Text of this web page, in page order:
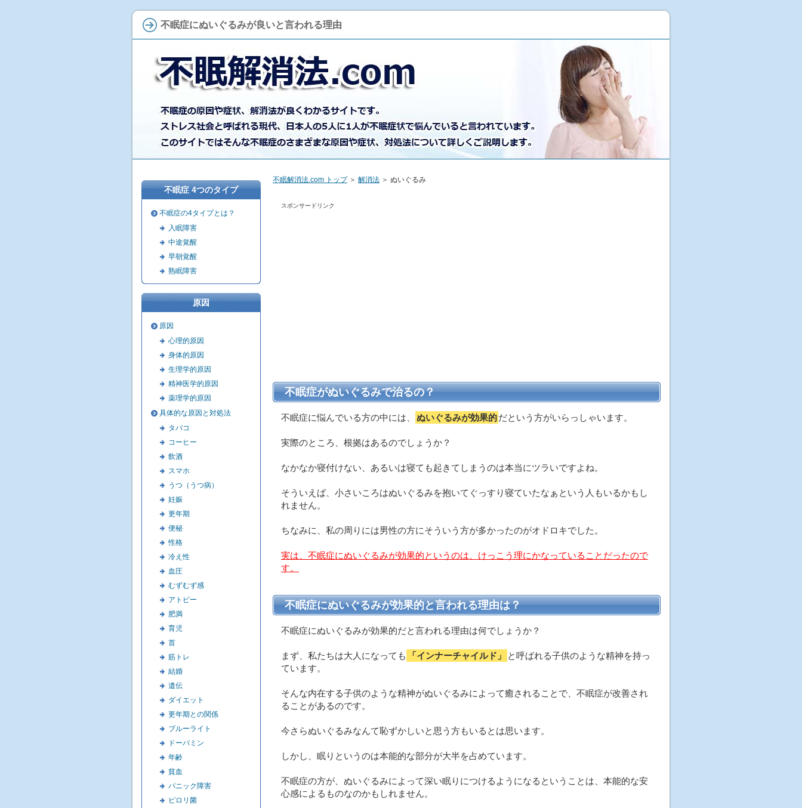
不眠症にぬいぐるみが良いと言われる理由
不眠解消法.com トップ＞ 解消法 ＞ ぬいぐるみ
スポンサードリンク
不眠症がぬいぐるみで治るの？
不眠症に悩んでいる方の中には、 ぬいぐるみが効果的だという方がいらっしゃいます。
実際のところ、根拠はあるのでしょうか？
なかなか寝付けない、あるいは寝ても起きてしまうのは本当にツラいですよね。
そういえば、小さいころはぬいぐるみを抱いてぐっすり寝ていたなぁという人もいるかもし
れません。
ちなみに、私の周りには男性の方にそういう方が多かったのがオドロキでした。
実は、不眠症にぬいぐるみが効果的というのは、けっこう理にかなっていることだったので
す。
不眠症にぬいぐるみが効果的と言われる理由は？
不眠症にぬいぐるみが効果的だと言われる理由は何でしょうか？
まず、私たちは大人になっても 「インナーチャイルド」
と呼ばれる子供のような精神を持っ
ています。
そんな内在する子供のような精神がぬいぐるみによって癒されることで、不眠症が改善され
ることがあるのです。
今さらぬいぐるみなんて恥ずかしいと思う方もいるとは思います。
しかし、眠りというのは本能的な部分が大半を占めています。
不眠症の方が、ぬいぐるみによって深い眠りにつけるようになるということは、本能的な安
心感によるものなのかもしれません。
不眠症 4つのタイプ
不眠症の4タイプとは？
入眠障害
中途覚醒
早朝覚醒
熟眠障害
原因
原因
心理的原因
身体的原因
生理学的原因
精神医学的原因
薬理学的原因
具体的な原因と対処法
タバコ
コーヒー
飲酒
スマホ
うつ（うつ病）
妊娠
更年期
便秘
性格
冷え性
血圧
むずむず感
アトピー
肥満
育児
首
筋トレ
結婚
遺伝
ダイエット
更年期との関係
ブルーライト
ドーパミン
年齢
貧血
パニック障害
ピロリ菌